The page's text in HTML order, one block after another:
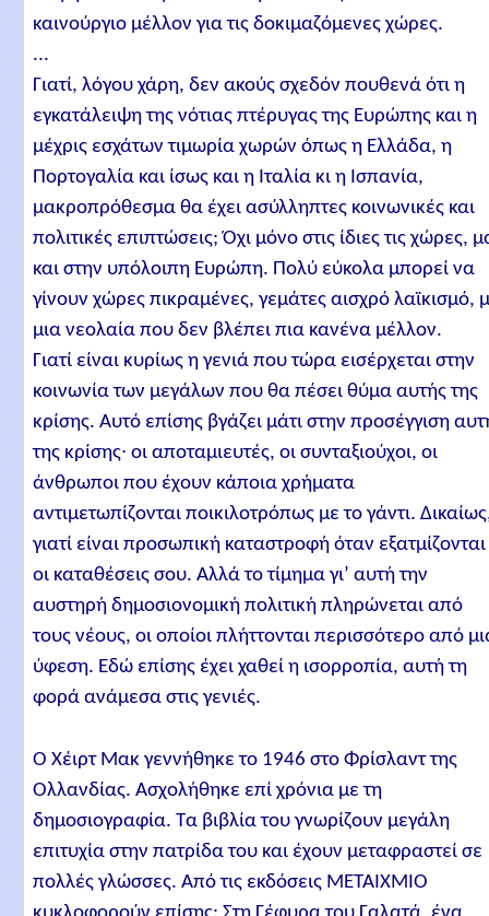
καινούργιο μέλλον για τις δοκιμαζόμενες χώρες.
...
Γιατί, λόγου χάρη, δεν ακούς σχεδόν πουθενά ότι η
εγκατάλειψη της νότιας πτέρυγας της Ευρώπης και η
μέχρις εσχάτων τιμωρία χωρών όπως η Ελλάδα, η
Πορτογαλία και ίσως και η Ιταλία κι η Ισπανία,
μακροπρόθεσμα θα έχει ασύλληπτες κοινωνικές και
πολιτικές επιπτώσεις; Όχι μόνο στις ίδιες τις χώρες,
και στην υπόλοιπη Ευρώπη. Πολύ εύκολα μπορεί να
γίνουν χώρες πικραμένες, γεμάτες αισχρό λαϊκισμό,
μια νεολαία που δεν βλέπει πια κανένα μέλλον.
Γιατί είναι κυρίως η γενιά που τώρα εισέρχεται στην
κοινωνία των μεγάλων που θα πέσει θύμα αυτής της
κρίσης. Αυτό επίσης βγάζει μάτι στην προσέγγιση
της κρίσης∙ οι αποταμιευτές, οι συνταξιούχοι, οι
άνθρωποι που έχουν κάποια χρήματα
αντιμετωπίζονται ποικιλοτρόπως με το γάντι.
γιατί είναι προσωπική καταστροφή όταν εξατμίζονται
οι καταθέσεις σου. Αλλά το τίμημα γι’ αυτή την
αυστηρή δημοσιονομική πολιτική πληρώνεται από
τους νέους, οι οποίοι πλήττονται περισσότερο από
ύφεση. Εδώ επίσης έχει χαθεί η ισορροπία, αυτή τη
φορά ανάμεσα στις γενιές.
Ο Χέιρτ Μακ γεννήθηκε το 1946 στο Φρίσλαντ της
Ολλανδίας. Ασχολήθηκε επί χρόνια με τη
δημοσιογραφία. Τα βιβλία του γνωρίζουν μεγάλη
επιτυχία στην πατρίδα του και έχουν μεταφραστεί σε
πολλές γλώσσες. Από τις εκδόσεις ΜΕΤΑΙΧΜΙΟ